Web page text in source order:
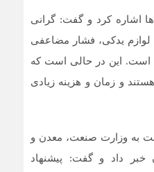
اشاره کرد و گفت: گرانی
لوازم یدکی، فشار مضاعفی
است. این در حالی است که
و زمان و هزینه زیادی
به وزارت صنعت، معدن و
خبر داد و گفت: پیشنهاد